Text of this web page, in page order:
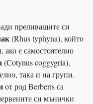
преливащите си
(Rhus typhyna), който
е самостоятелно
(Cotynus coggygria),
така и на групи.
от род Berberis са
си мънички